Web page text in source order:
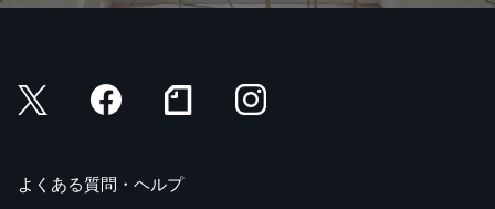
よくある質問・ヘルプ